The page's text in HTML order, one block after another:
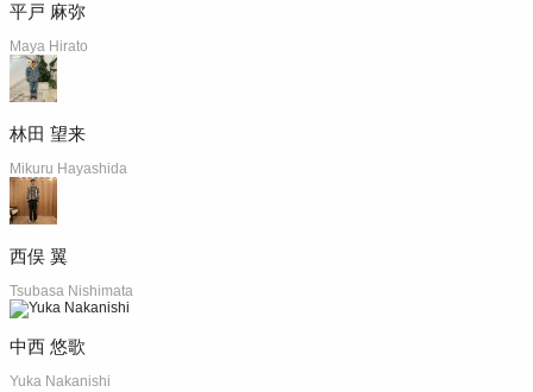
平戸 麻弥
Maya Hirato
林田 望来
Mikuru Hayashida
西俣 翼
Tsubasa Nishimata
中西 悠歌
Yuka Nakanishi